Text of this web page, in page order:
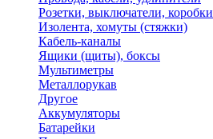
Розетки, выключатели, коробки
Изолента, хомуты (стяжки)
Кабель-каналы
Ящики (щиты), боксы
Мультиметры
Металлорукав
Другое
Аккумуляторы
Батарейки